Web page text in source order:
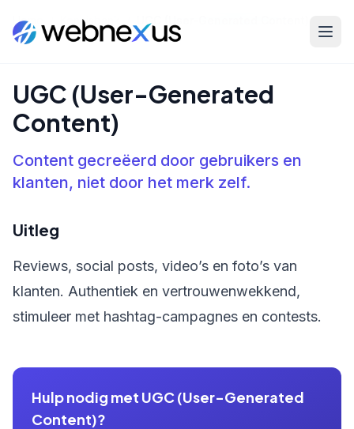
Home Kennisbank UGC (User-Generated Content)
UGC (User-Generated
Content)
Content gecreëerd door gebruikers en
klanten, niet door het merk zelf.
Uitleg
Reviews, social posts, video’s en foto’s van
klanten. Authentiek en vertrouwenwekkend,
stimuleer met hashtag-campagnes en contests.
Hulp nodig met UGC (User-Generated
Content)?